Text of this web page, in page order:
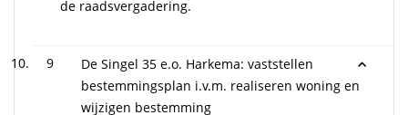
de raadsvergadering.
9
De Singel 35 e.o. Harkema: vaststellen
bestemmingsplan i.v.m. realiseren woning en
wijzigen bestemming